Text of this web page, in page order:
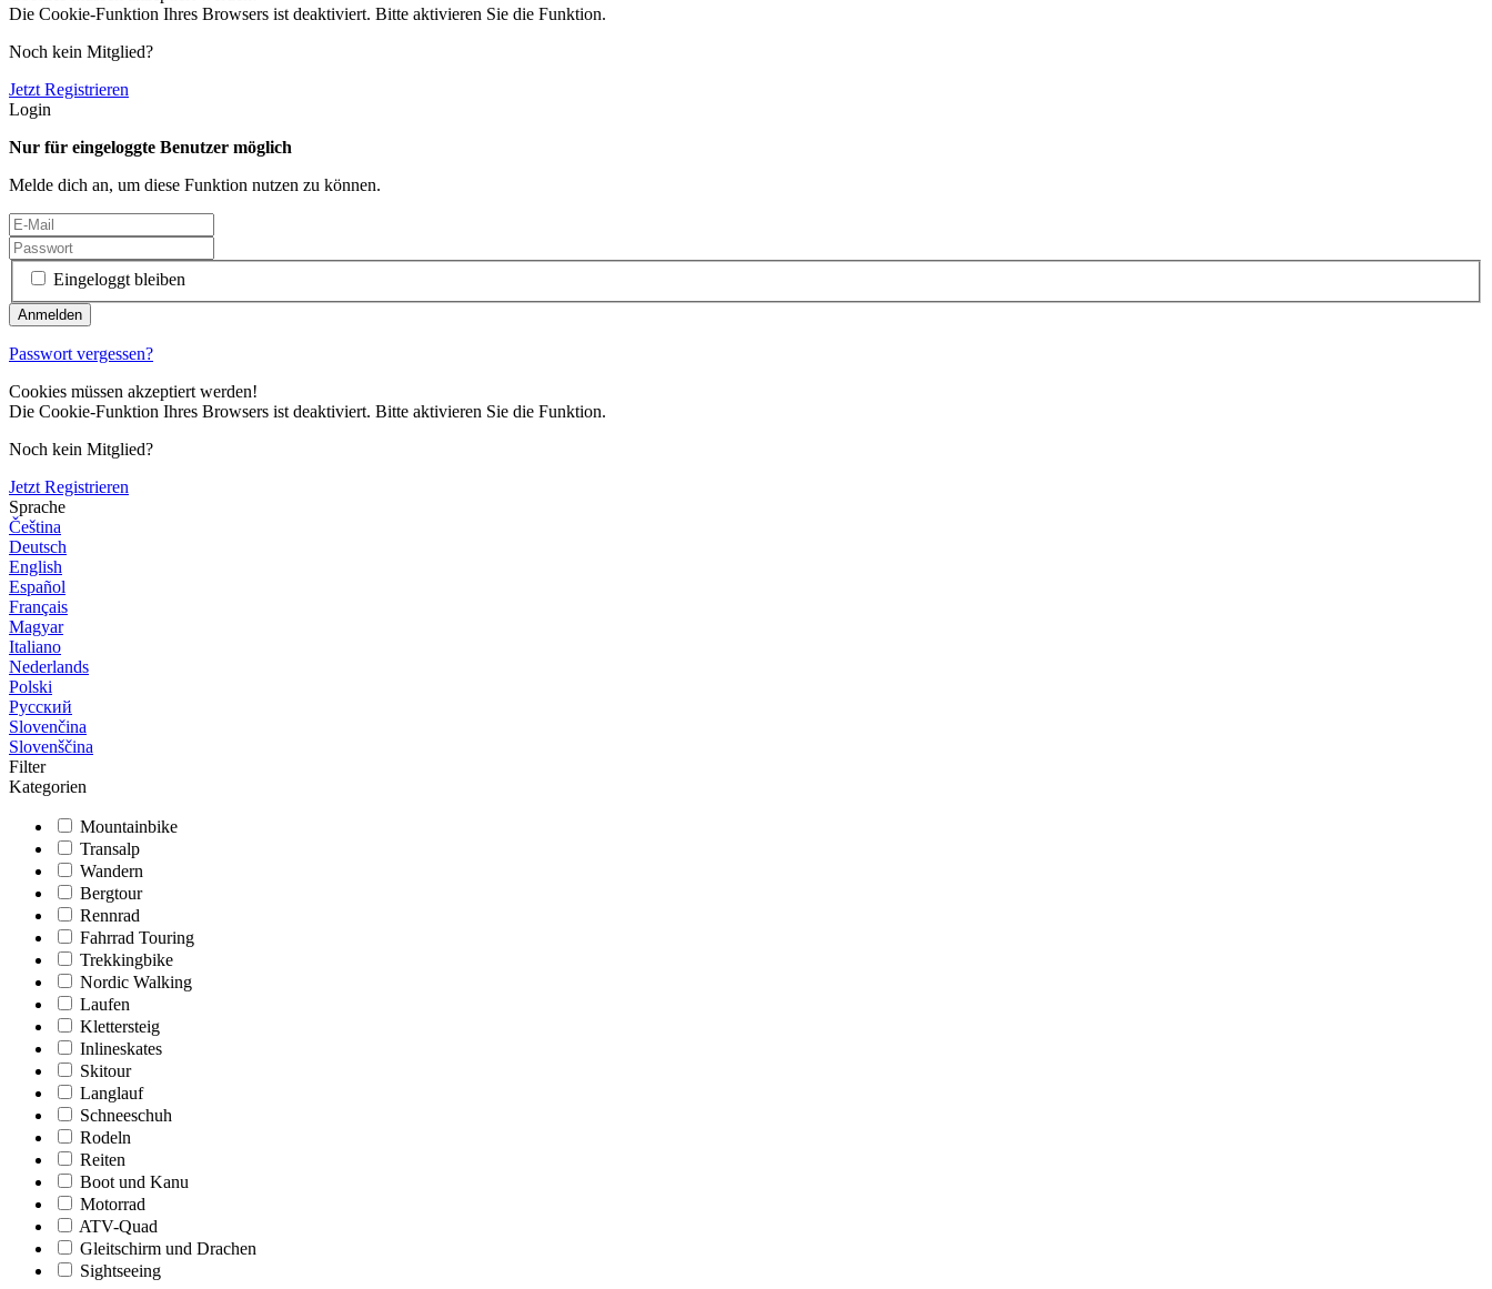
Die Cookie-Funktion Ihres Browsers ist deaktiviert. Bitte aktivieren Sie die Funktion.
Noch kein Mitglied?
Jetzt Registrieren
Login
Nur für eingeloggte Benutzer möglich
Melde dich an, um diese Funktion nutzen zu können.
Eingeloggt bleiben
Passwort vergessen?
Cookies müssen akzeptiert werden!
Die Cookie-Funktion Ihres Browsers ist deaktiviert. Bitte aktivieren Sie die Funktion.
Noch kein Mitglied?
Jetzt Registrieren
Sprache
Čeština
Deutsch
English
Español
Français
Magyar
Italiano
Nederlands
Polski
Русский
Slovenčina
Slovenščina
Filter
Kategorien
Mountainbike
Transalp
Wandern
Bergtour
Rennrad
Fahrrad Touring
Trekkingbike
Nordic Walking
Laufen
Klettersteig
Inlineskates
Skitour
Langlauf
Schneeschuh
Rodeln
Reiten
Boot und Kanu
Motorrad
ATV-Quad
Gleitschirm und Drachen
Sightseeing